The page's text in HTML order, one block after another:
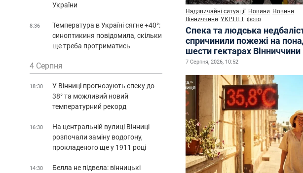
Надзвичайні ситуації Новини Новини
Вінниччини УКР.НЕТ фото
Спека та людська
спричинили пожежі на
шести гектарах Вінниччини
7 Серпня, 2026, 10:52
України
8:36
Температура в Україні сягне +40°:
синоптикиня повідомила, скільки
ще треба протриматись
4 Серпня
18:30
У Вінниці прогнозують спеку до
38° та можливий новий
температурний рекорд
16:30
На центральній вулиці Вінниці
розпочали заміну водогону,
прокладеного ще у 1911 році
14:30
Белла не підвела: вінницькі